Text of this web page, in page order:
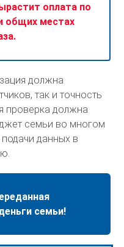
оплата по
общих местах
должна
так и точность
проверка должна
семьи во многом
данных в
семьи!